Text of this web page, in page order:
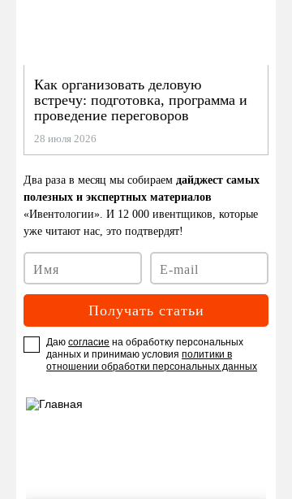
Как организовать деловую
встречу: подготовка, программа и
проведение переговоров
28 июля 2026
Два раза в месяц мы собираемдайджест самых
полезных и экспертных материалов
«Ивентологии». И 12 000 ивентщиков, которые
уже читают нас, это подтвердят!
Получать статьи
Даюсогласие на обработку персональных
данных и принимаю условияполитики в
отношении обработки персональных данных